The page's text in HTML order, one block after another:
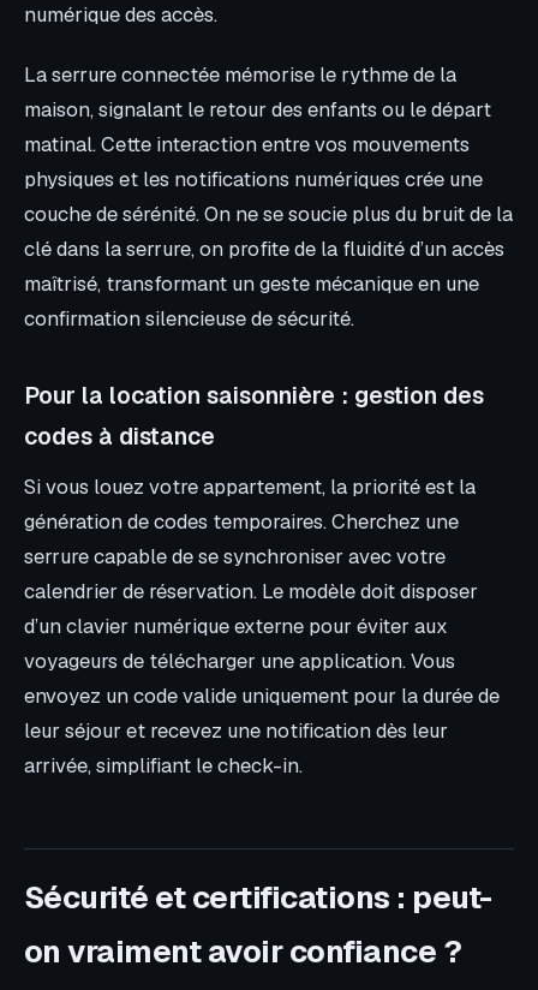
numérique des accès.
La serrure connectée mémorise le rythme de la
maison, signalant le retour des enfants ou le départ
matinal. Cette interaction entre vos mouvements
physiques et les notifications numériques crée une
couche de sérénité. On ne se soucie plus du bruit de la
clé dans la serrure, on profite de la fluidité d’un accès
maîtrisé, transformant un geste mécanique en une
confirmation silencieuse de sécurité.
Pour la location saisonnière : gestion des
codes à distance
Si vous louez votre appartement, la priorité est la
génération de codes temporaires. Cherchez une
serrure capable de se synchroniser avec votre
calendrier de réservation. Le modèle doit disposer
d’un clavier numérique externe pour éviter aux
voyageurs de télécharger une application. Vous
envoyez un code valide uniquement pour la durée de
leur séjour et recevez une notification dès leur
arrivée, simplifiant le check-in.
Sécurité et certifications : peut-
on vraiment avoir confiance ?